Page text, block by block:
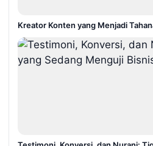
Kreator Konten yang Menjadi